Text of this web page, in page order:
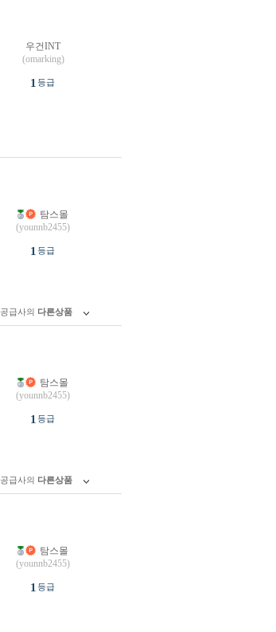
우건INT
(omarking)
1 등급
탐스몰
(younnb2455)
1 등급
공급사의 다른상품
탐스몰
(younnb2455)
1 등급
공급사의 다른상품
탐스몰
(younnb2455)
1 등급